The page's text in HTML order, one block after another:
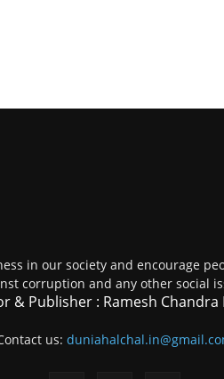
in our society and encourage
corruption and any other social
& Publisher : Ramesh Chandra
us: